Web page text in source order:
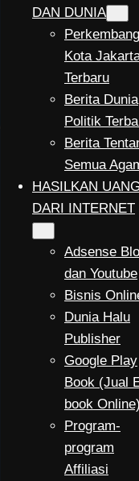
DAN DUNIA
Kota
Terbaru
Berita Dunia
Politik
Berita
Semua
HASILKAN
DARI INTERNET
Adsense
dan Youtube
Bisnis
Dunia Halu
Publisher
Google Play
Book (Jual
book
Program-
program
Affiliasi